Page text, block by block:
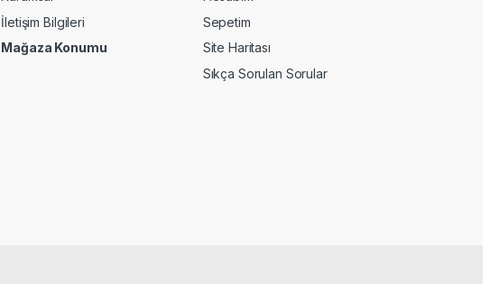
İletişim Bilgileri
Mağaza Konumu
Sepetim
Site Haritası
Sıkça Sorulan Sorular